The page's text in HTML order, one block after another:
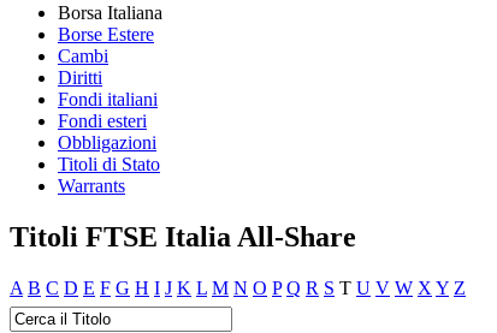
Borsa Italiana
Borse Estere
Cambi
Diritti
Fondi italiani
Fondi esteri
Obbligazioni
Titoli di Stato
Warrants
Titoli FTSE Italia All-Share
A B C D E F G H I J K L M N O P Q R S T U V W X Y Z